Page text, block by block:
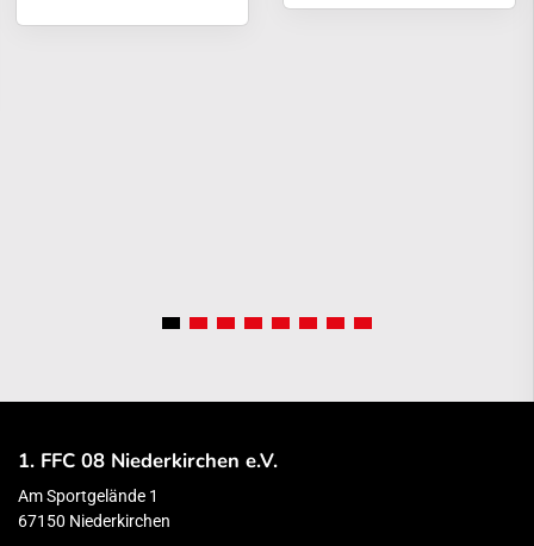
1. FFC 08 Niederkirchen e.V.
Am Sportgelände 1
67150 Niederkirchen